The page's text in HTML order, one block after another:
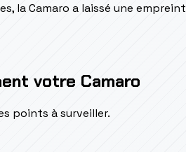
la Camaro a laissé une
votre Camaro
points à surveiller.